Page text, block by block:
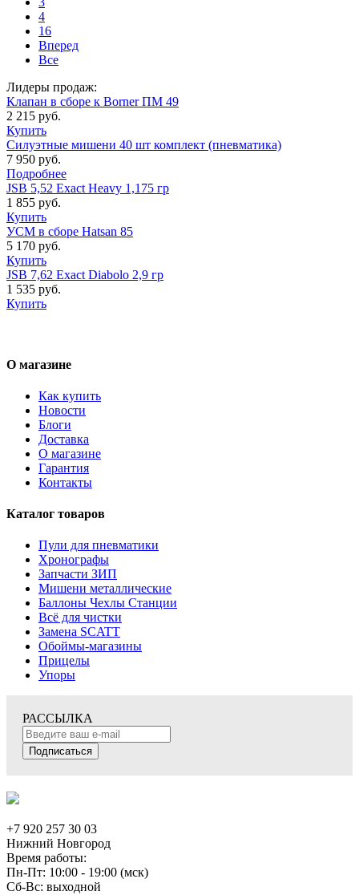
4
16
Вперед
Все
Лидеры продаж:
Клапан в сборе к Borner ПМ 49
2 215 руб.
Купить
Силуэтные мишени 40 шт комплект (пневматика)
7 950 руб.
Подробнее
JSB 5,52 Exact Heavy 1,175 гр
1 855 руб.
Купить
УСМ в сборе Hatsan 85
5 170 руб.
Купить
JSB 7,62 Exact Diabolo 2,9 гр
1 535 руб.
Купить
О магазине
Как купить
Новости
Блоги
Доставка
О магазине
Гарантия
Контакты
Каталог товаров
Пули для пневматики
Хронографы
Запчасти ЗИП
Мишени металлические
Баллоны Чехлы Станции
Всё для чистки
Замена SCATT
Обоймы-магазины
Прицелы
Упоры
РАССЫЛКА
Подписаться
+7 920 257 30 03
Нижний Новгород
Время работы:
Пн-Пт: 10:00 - 19:00 (мск)
Сб-Вс: выходной